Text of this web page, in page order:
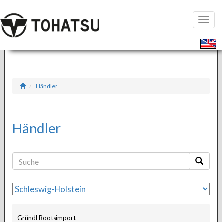
öffnen
Händler
Händler
Gründl Bootsimport